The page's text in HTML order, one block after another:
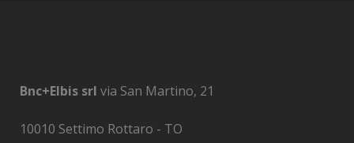
Bnc+Elbis srl via San Martino, 21
10010 Settimo Rottaro - TO